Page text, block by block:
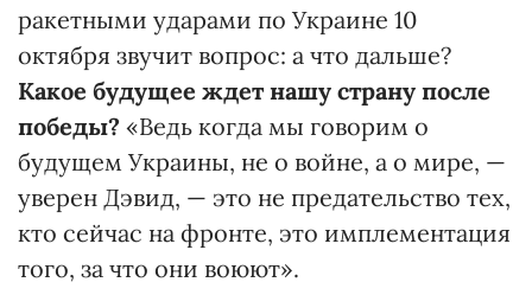
ракетными ударами по Украине 10
октября звучит вопрос: а что дальше?
Какое будущее ждет нашу страну после
победы? «Ведь когда мы говорим о
будущем Украины, не о войне, а о мире, —
уверен Дэвид, — это не предательство тех,
кто сейчас на фронте, это имплементация
того, за что они воюют».